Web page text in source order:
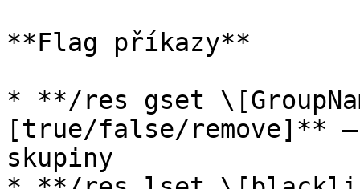
**Flag příkazy**
* **/res gset
[true/false/remove]**
skupiny